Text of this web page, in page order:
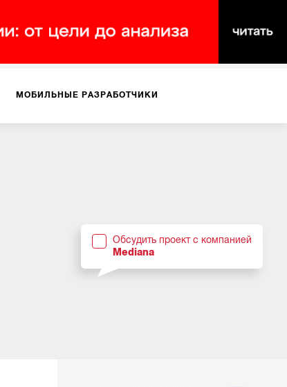
МОБИЛЬНЫЕ РАЗРАБОТЧИКИ
Обсудить проект с компанией
Mediana